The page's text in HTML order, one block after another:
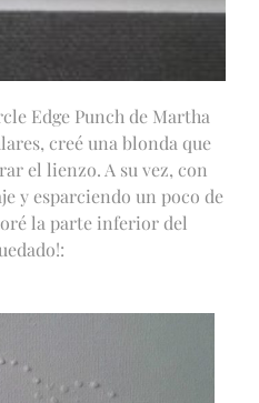
Edge Punch de Martha
creé una blonda que
el lienzo. A su vez, con
y esparciendo un poco de
la parte inferior del